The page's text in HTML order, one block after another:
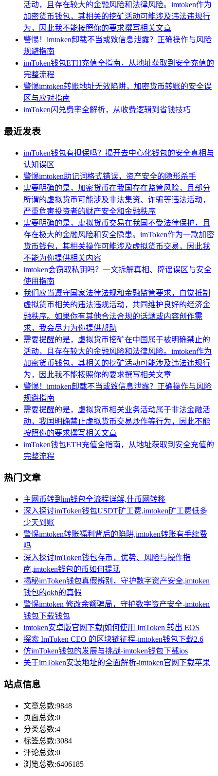
活动，且存在较大的金融风险和法律风险。imtoken作为
加密货币钱包，其相关的挖矿活动可能涉及违法违规行
为，因此我不能按照你的要求撰写相关文章
警惕！imtoken卸载不当或致信息泄露？正确操作与风险
规避指南
imToken钱包ETH充值全指南，从地址获取到安全充值的
完整流程
警惕imtoken转账地址无效陷阱，加密货币转账的安全误
区与应对指南
imToken闪兑费率全解析，从收费逻辑到省钱技巧
最近发表
imToken钱包有担保吗？揭开去中心化钱包的安全真相与
认知误区
警惕imtoken助记词格式错误，资产安全的隐形杀手
需要明确的是，加密货币在我国存在监管风险，且部分
所谓的虚拟货币可能涉及非法集资、诈骗等违法活动，
严重危害投资者的财产安全和金融秩序
需要明确的是，虚拟货币交易在我国不受法律保护，且
存在极大的金融风险和安全隐患。imToken作为一款加密
货币钱包，其相关操作可能涉及虚拟货币交易，因此我
不能为你提供相关内容
imtoken会窃取私钥吗？一文拆解真相、辟谣误区与安全
使用指南
我们应当遵守国家法律法规和金融监管要求，自觉抵制
虚拟货币相关的违法违规活动，共同维护良好的经济金
融秩序。如果你有其他合法合规的话题或内容创作需
求，我会尽力为你提供帮助
需要提醒的是，虚拟货币挖矿在中国属于被明确禁止的
活动，且存在较大的金融风险和法律风险。imtoken作为
加密货币钱包，其相关的挖矿活动可能涉及违法违规行
为，因此我不能按照你的要求撰写相关文章
警惕！imtoken卸载不当或致信息泄露？正确操作与风险
规避指南
需要提醒的是，虚拟货币相关业务活动属于非法金融活
动，我国明确禁止虚拟货币交易炒作等行为，因此不能
按照你的要求撰写相关文章
imToken钱包ETH充值全指南，从地址获取到安全充值的
完整流程
热门文章
主网币转到im钱包全流程详解,什币网转移
深入探讨imToken钱包USDT矿工费,imtoken矿工费低多
少天到账
警惕imtoken转账福利背后的陷阱,imtoken转账有手续费
吗
深入探讨imToken钱包存币，优势、风险与操作指
南,imtoken钱包的币如何提现
揭秘imToken钱包真假辨别，守护数字资产安全,imtoken
钱包的okb的真假
警惕imtoken 修改余额骗局，守护数字资产安全-imtoken
钱包下载钱包
imtoken安卓版官网下载|如何使用 ImToken 转出 EOS
探索 ImToken CEO 的区块链征程-imtoken钱包下载2.6
仿imToken钱包的发展与挑战-imtoken钱包下载ios
关于imToken安装地址的全面解析-imtoken官网下载苹果
站点信息
文章总数:9848
页面总数:0
分类总数:4
标签总数:3084
评论总数:0
浏览总数:6406185